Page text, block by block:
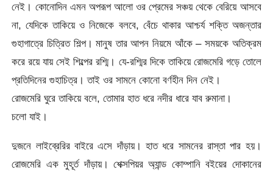
নেই। কোনোদিন এমন অপরূপ আলো ওর প্রেমের সঞ্চয় থেকে বেরিয়ে আসবে
না, যেদিকে তাকিয়ে ও নিজেকে বলবে, বেঁচে থাকার আশ্চর্য শক্তি অজন্তার
গুহাগাত্রে চিত্রিত শিল্প। মানুষ তার আপন নিয়মে আঁকে – সময়কে অতিক্রম
করে রয়ে যায় সেই শিল্পের রশ্মি। যে-রশ্মির দিকে তাকিয়ে রোজমেরি গড়ে তোলে
প্রতিদিনের গুহাচিত্র। তাই ওর সামনে কোনো বর্ণহীন দিন নেই।
রোজমেরি ঘুরে তাকিয়ে বলে, তোমার হাত ধরে নদীর ধারে যাব রুমানা।
চলো যাই।
দুজনে লাইব্রেরির বাইরে এসে দাঁড়ায়। হাত ধরে সামনের রাস্তা পার হয়।
রোজমেরি এক মুহূর্ত দাঁড়ায়। শেক্সপিয়র অ্যান্ড কোম্পানি বইয়ের দোকানের